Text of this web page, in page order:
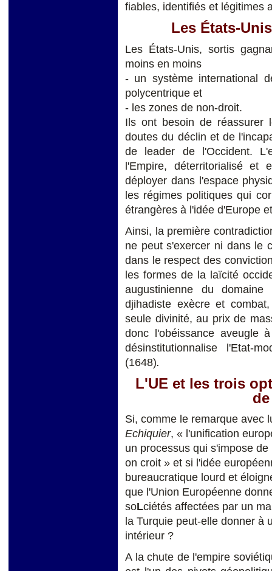
fiables, identifiés et légitimes
Les États-
Les États-Unis, sortis
moins en moins
- un système international
polycentrique et
- les zones de non-droit.
Ils ont besoin de réassurer
doutes du déclin et de
de leader de l'Occident.
l'Empire, déterritorialisé
déployer dans l'espace
les régimes politiques qui
étrangères à l'idée d'Europe
Ainsi, la première
ne peut s'exercer ni dans le
dans le respect des
les formes de la laïcité
augustinienne du
djihadiste exècre et
seule divinité, au prix de
donc l'obéissance aveugle
désinstitutionnalise l'Etat-
(1648).
L'UE et les trois
Si, comme le remarque avec
Echiquier, « l'unification
un processus qui s'impose
on croit » et si l'idée
bureaucratique lourd et
que l'Union Européenne
soLciétés affectées par un
la Turquie peut-elle donner à
intérieur ?
A la chute de l'empire